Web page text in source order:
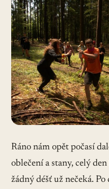
Ráno nám opět počasí
oblečení a stany, celý
žádný déšť už nečeká.